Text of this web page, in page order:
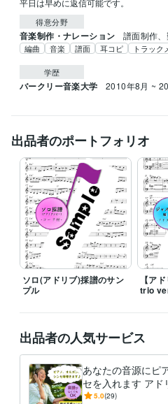
平日は早めに返信可能です。
得意分野
音楽制作・ナレーション 譜面制作
編曲 音楽 譜面 耳コピ トラック
学歴
バークリー音楽大学 2010年8月 ~
出品者のポートフォリオ
ソロ(アドリブ)採譜のサン
プル
【ア
trio
出品者の人気サービス
あなたの音源にピ
セを入れます アド
能！ピアノ、シン
5.0(29)